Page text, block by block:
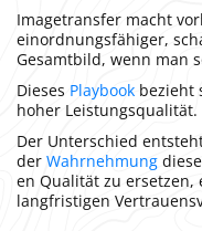
Imagetransfer macht
einordnungsfähiger,
Gesamtbild, wenn man
Dieses Playbook bezieht
hoher Leistungsqualität.
Der Unterschied
der Wahrnehmung
en Qualität zu
langfristigen